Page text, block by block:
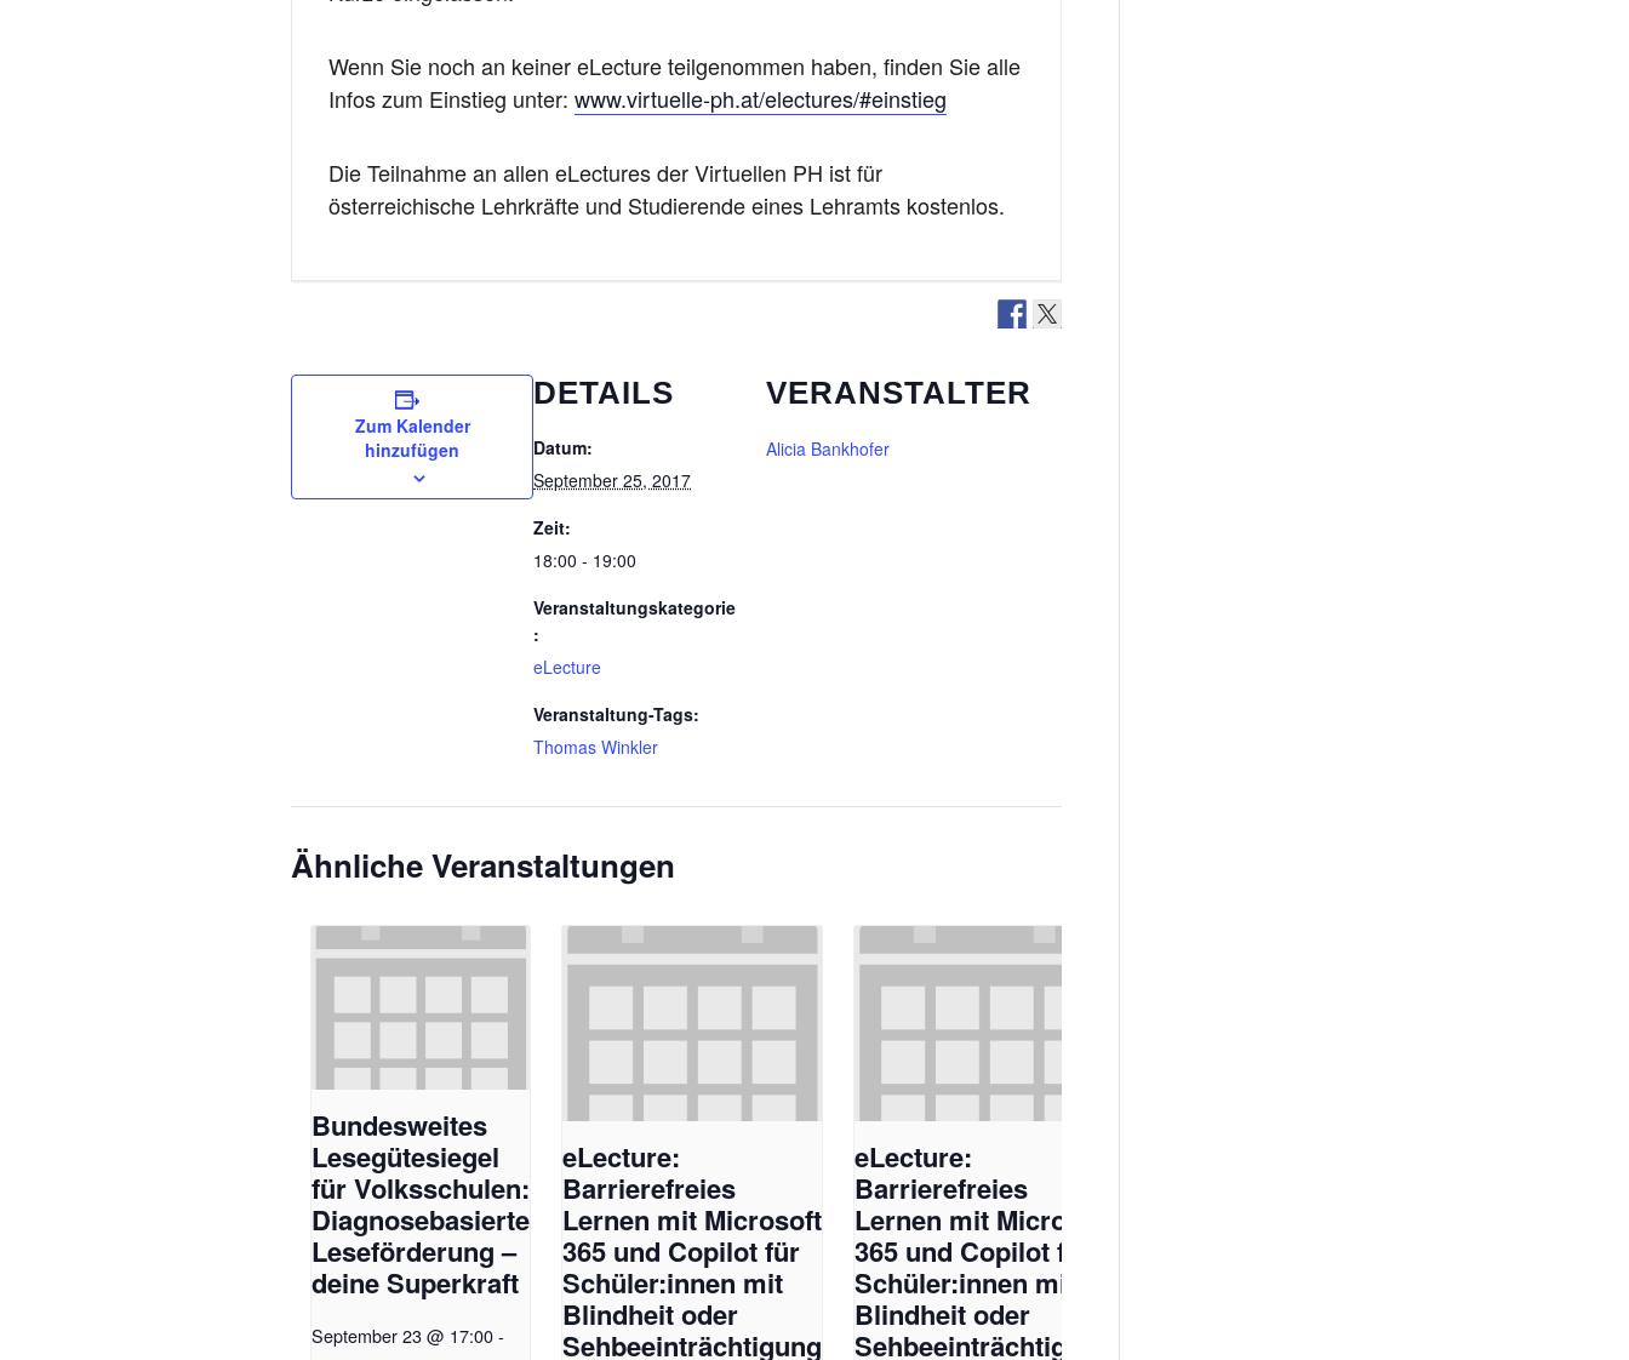
Wenn Sie noch an keiner eLecture teilgenommen haben, finden Sie alle
Infos zum Einstieg unter: www.virtuelle-ph.at/electures/#einstieg
Die Teilnahme an allen eLectures der Virtuellen PH ist für
österreichische Lehrkräfte und Studierende eines Lehramts kostenlos.
Zum Kalender
hinzufügen
DETAILS
Datum:
September 25, 2017
Zeit:
18:00 - 19:00
Veranstaltungskategorie
:
eLecture
Veranstaltung-Tags:
Thomas Winkler
VERANSTALTER
Alicia Bankhofer
Ähnliche Veranstaltungen
​​Bundesweites
Lesegütesiegel
für Volksschulen:
Diagnosebasierte
Leseförderung –
deine Superkraft​
September 23 @ 17:00-
eLecture:
Barrierefreies
Lernen mit Microsoft
365 und Copilot für
Schüler:innen mit
Blindheit oder
Sehbeeinträchtigung
eLecture:
Barrierefreies
Lernen mit Microsoft
365 und Copilot für
Schüler:innen mit
Blindheit oder
Sehbeeinträchtigung